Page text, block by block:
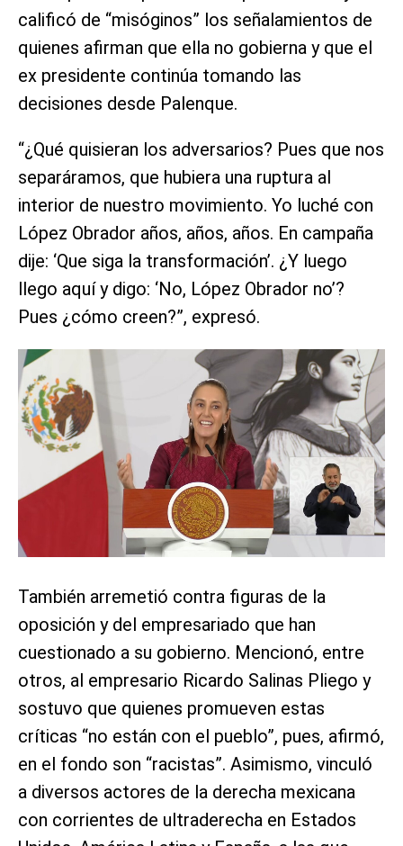
calificó de “misóginos” los señalamientos de
quienes afirman que ella no gobierna y que el
ex presidente continúa tomando las
decisiones desde Palenque.
“¿Qué quisieran los adversarios? Pues que nos
separáramos, que hubiera una ruptura al
interior de nuestro movimiento. Yo luché con
López Obrador años, años, años. En campaña
dije: ‘Que siga la transformación’. ¿Y luego
llego aquí y digo: ‘No, López Obrador no’?
Pues ¿cómo creen?”, expresó.
También arremetió contra figuras de la
oposición y del empresariado que han
cuestionado a su gobierno. Mencionó, entre
otros, al empresario Ricardo Salinas Pliego y
sostuvo que quienes promueven estas
críticas “no están con el pueblo”, pues, afirmó,
en el fondo son “racistas”. Asimismo, vinculó
a diversos actores de la derecha mexicana
con corrientes de ultraderecha en Estados